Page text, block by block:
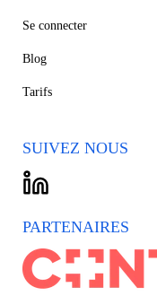
Se connecter
Blog
Tarifs
SUIVEZ NOUS
PARTENAIRES